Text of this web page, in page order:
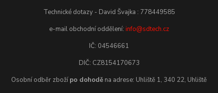
Technické dotazy - David Švajka : 778449585
e-mail obchodní oddělení: info@sdtech.cz
IČ: 04546661
DIČ: CZ8154170673
Osobní odběr zboží po dohodě na adrese: Uhliště 1, 340 22, Uhliště